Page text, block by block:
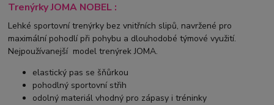
Trenýrky JOMA NOBEL :
Lehké sportovní trenýrky bez vnitřních slipů, navržené pro
maximální pohodlí při pohybu a dlouhodobé týmové využití.
Nejpoužívanejší model trenýrek JOMA.
elastický pas se šňůrkou
pohodlný sportovní střih
odolný materiál vhodný pro zápasy i tréninky